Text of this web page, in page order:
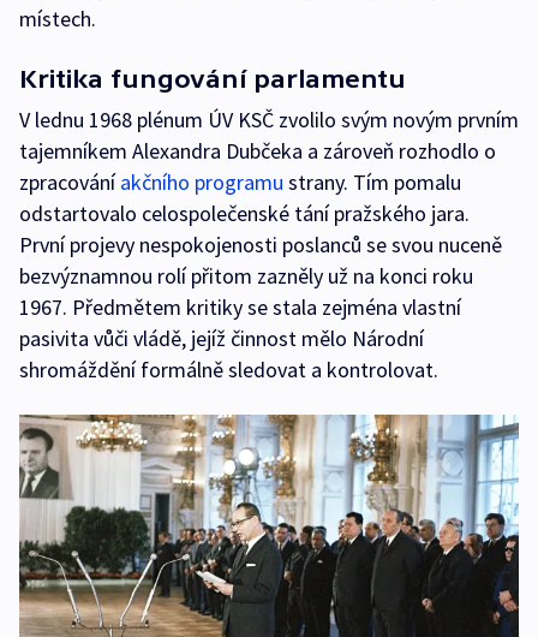
místech.
Kritika fungování parlamentu
V lednu 1968 plénum ÚV KSČ zvolilo svým novým prvním
tajemníkem Alexandra Dubčeka a zároveň rozhodlo o
zpracováníakčního programu strany. Tím pomalu
odstartovalo celospolečenské tání pražského jara.
První projevy nespokojenosti poslanců se svou nuceně
bezvýznamnou rolí přitom zazněly už na konci roku
1967. Předmětem kritiky se stala zejména vlastní
pasivita vůči vládě, jejíž činnost mělo Národní
shromáždění formálně sledovat a kontrolovat.